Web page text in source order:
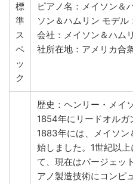
標
準
ス
ペ
ッ
ク
ピアノ名：メイソン＆
ソン＆ハムリン モデ
会社：メイソン＆ハム
社所在地：アメリカ合
歴史：ヘンリー・メイ
1854年にリードオルガ
1883年には、メイソン
始しました。1世紀以
て、現在はバージェッ
アノ製造技術にコンピ